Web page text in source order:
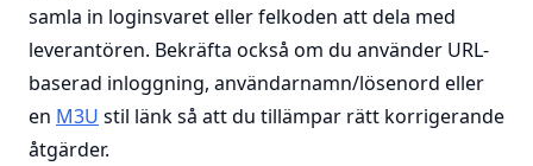
samla in loginsvaret eller felkoden att dela med
leverantören. Bekräfta också om du använder URL-
baserad inloggning, användarnamn/lösenord eller
en M3U stil länk så att du tillämpar rätt korrigerande
åtgärder.